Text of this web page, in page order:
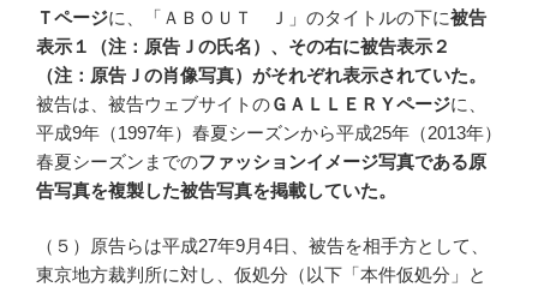
Ｔページに、「ＡＢＯＵＴ Ｊ」のタイトルの下に被告
表示１（注：原告Ｊの氏名）、その右に被告表示２
（注：原告Ｊの肖像写真）がそれぞれ表示されていた。
被告は、被告ウェブサイトのＧＡＬＬＥＲＹページに、
平成9年（1997年）春夏シーズンから平成25年（2013年）
春夏シーズンまでのファッションイメージ写真である原
告写真を複製した被告写真を掲載していた。
（５）原告らは平成27年9月4日、被告を相手方として、
東京地方裁判所に対し、仮処分（以下「本件仮処分」と